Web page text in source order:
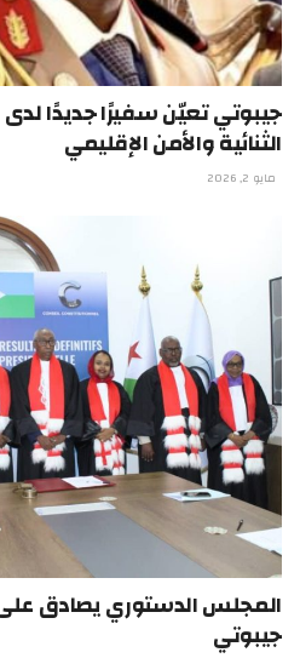
جيبوتي تعيّن سفيرًا جديدًا لدى
الثنائية والأمن الإقليمي
مايو 2, 2026
المجلس الدستوري يصادق
جيبوتي